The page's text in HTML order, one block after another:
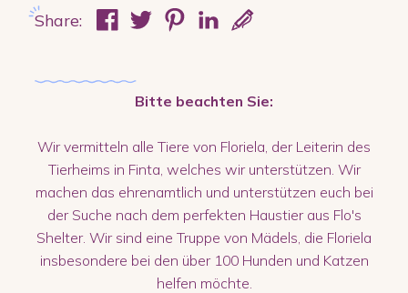
Share:
Bitte beachten Sie:
Wir vermitteln alle Tiere von Floriela, der Leiterin des
Tierheims in Finta, welches wir unterstützen. Wir
machen das ehrenamtlich und unterstützen euch bei
der Suche nach dem perfekten Haustier aus Flo's
Shelter. Wir sind eine Truppe von Mädels, die Floriela
insbesondere bei den über 100 Hunden und Katzen
helfen möchte.